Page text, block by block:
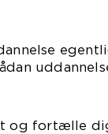
og fortælle